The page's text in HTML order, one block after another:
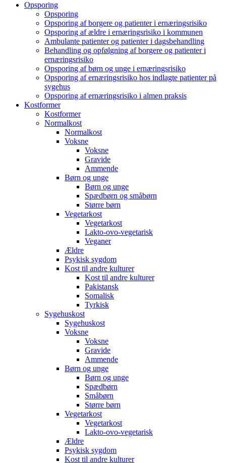
Opsporing
Opsporing
Opsporing af borgere og patienter i ernæringsrisiko
Opsporing af ældre i ernæringsrisiko i kommunen
Ambulante patienter og patienter i dagsbehandling
Behandling og opfølgning af borgere og patienter i
ernæringsrisiko
Opsporing af børn og unge i ernæringsrisiko
Opsporing af ernæringsrisiko hos indlagte patienter på
sygehus
Opsporing af ernæringsrisiko i almen praksis
Kostformer
Kostformer
Normalkost
Normalkost
Voksne
Voksne
Gravide
Ammende
Børn og unge
Børn og unge
Spædbørn og småbørn
Større børn
Vegetarkost
Vegetarkost
Lakto-ovo-vegetarisk
Veganer
Ældre
Psykisk sygdom
Kost til andre kulturer
Kost til andre kulturer
Pakistansk
Somalisk
Tyrkisk
Sygehuskost
Sygehuskost
Voksne
Voksne
Gravide
Ammende
Børn og unge
Børn og unge
Spædbørn
Småbørn
Større børn
Vegetarkost
Vegetarkost
Lakto-ovo-vegetarisk
Ældre
Psykisk sygdom
Kost til andre kulturer